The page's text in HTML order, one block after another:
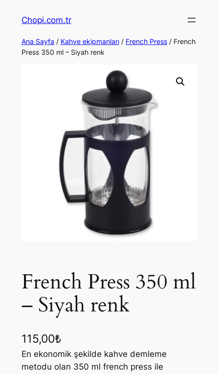
Chopi.com.tr
Ana Sayfa / Kahve ekipmanları/ French Press/ French
Press 350 ml – Siyah renk
French Press 350 ml
– Siyah renk
115,00₺
En ekonomik şekilde kahve demleme
metodu olan 350 ml french press ile